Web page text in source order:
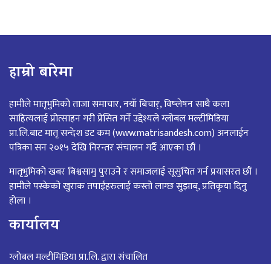
हाम्रो बारेमा
हामीले मातृभुमिको ताजा समाचार, नयाँ बिचार्, विष्लेषन साथै कला
साहित्यलाई प्रोत्साहन गरी प्रेसित गर्ने उद्देश्यले ग्लोबल मल्टीमिडिया
प्रा.लि.बाट मातृ सन्देश डट कम (www.matrisandesh.com) अनलाईन
पत्रिका सन २०१५ देखि निरन्तर संचालन गर्दै आएका छौं ।
मातृभुमिको खबर बिश्वसामु पुराउने र समाजलाई सूसुचित गर्न प्रयासरत छौं ।
हामीले पस्केको खुराक तपाईंहरुलाई कस्तो लाग्छ सुझाब्, प्रतिकृया दिनु
होला ।
कार्यालय
ग्लोबल मल्टीमिडिया प्रा.लि. द्वारा संचालित